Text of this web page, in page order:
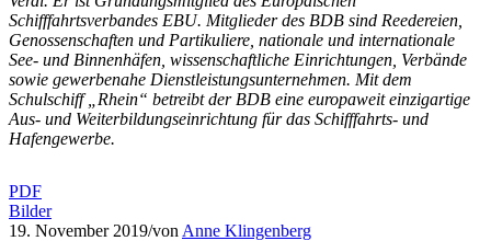
Schifffahrtsverbandes EBU. Mitglieder des BDB sind Reedereien,
Genossenschaften und Partikuliere, nationale und internationale
See- und Binnenhäfen, wissenschaftliche Einrichtungen, Verbände
sowie gewerbenahe Dienstleistungsunternehmen. Mit dem
Schulschiff „Rhein“ betreibt der BDB eine europaweit einzigartige
Aus- und Weiterbildungseinrichtung für das Schifffahrts- und
Hafengewerbe.
PDF
Bilder
19. November 2019/von Anne Klingenberg